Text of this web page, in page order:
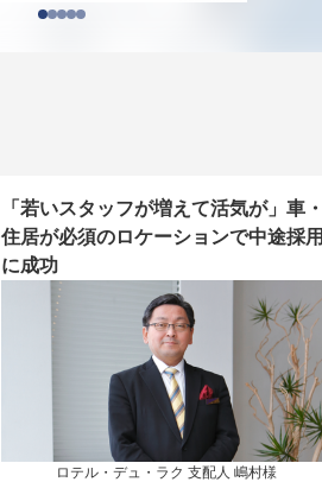
「若いスタッフが増えて活気が」車・
住居が必須のロケーションで中途採用
に成功
ロテル・デュ・ラク 支配人 嶋村様